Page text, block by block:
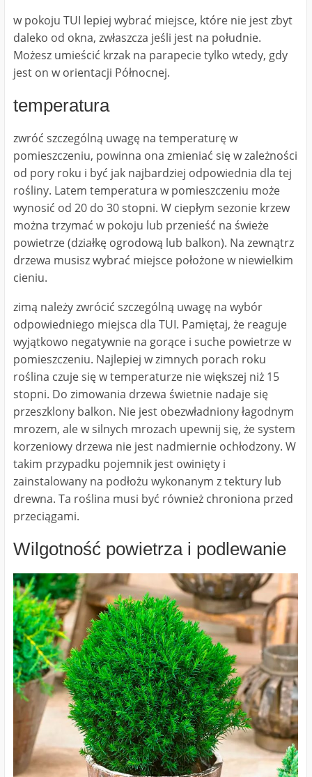
w pokoju TUI lepiej wybrać miejsce, które nie jest zbyt
daleko od okna, zwłaszcza jeśli jest na południe.
Możesz umieścić krzak na parapecie tylko wtedy, gdy
jest on w orientacji Północnej.
temperatura
zwróć szczególną uwagę na temperaturę w
pomieszczeniu, powinna ona zmieniać się w zależności
od pory roku i być jak najbardziej odpowiednia dla tej
rośliny. Latem temperatura w pomieszczeniu może
wynosić od 20 do 30 stopni. W ciepłym sezonie krzew
można trzymać w pokoju lub przenieść na świeże
powietrze (działkę ogrodową lub balkon). Na zewnątrz
drzewa musisz wybrać miejsce położone w niewielkim
cieniu.
zimą należy zwrócić szczególną uwagę na wybór
odpowiedniego miejsca dla TUI. Pamiętaj, że reaguje
wyjątkowo negatywnie na gorące i suche powietrze w
pomieszczeniu. Najlepiej w zimnych porach roku
roślina czuje się w temperaturze nie większej niż 15
stopni. Do zimowania drzewa świetnie nadaje się
przeszklony balkon. Nie jest obezwładniony łagodnym
mrozem, ale w silnych mrozach upewnij się, że system
korzeniowy drzewa nie jest nadmiernie ochłodzony. W
takim przypadku pojemnik jest owinięty i
zainstalowany na podłożu wykonanym z tektury lub
drewna. Ta roślina musi być również chroniona przed
przeciągami.
Wilgotność powietrza i podlewanie